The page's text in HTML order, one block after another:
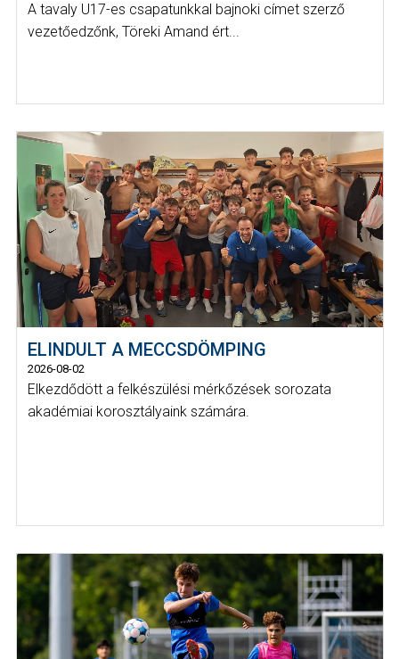
A tavaly U17-es csapatunkkal bajnoki címet szerző
vezetőedzőnk, Töreki Amand ért...
ELINDULT A MECCSDÖMPING
2026-08-02
Elkezdődött a felkészülési mérkőzések sorozata
akadémiai korosztályaink számára.